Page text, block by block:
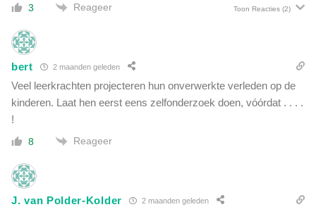
3 Reageer Toon Reacties (2)
bert 2 maanden geleden
Veel leerkrachten projecteren hun onverwerkte verleden op de
kinderen. Laat hen eerst eens zelfonderzoek doen, vóórdat . . . .
!
8 Reageer
J. van Polder-Kolder 2 maanden geleden